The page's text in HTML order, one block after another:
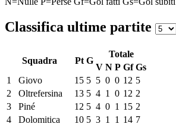
Classifica ultime partite
Squadra Pt G
Totale
V N P Gf Gs
1
Giovo 15 5 5 0 0 12 5
2
Oltrefersina 13 5 4 1 0 12 2
3
Piné 12 5 4 0 1 15 2
4
Dolomitica 10 5 3 1 1 14 7